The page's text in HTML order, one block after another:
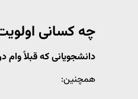
چه کسانی
دانشجویانی که قبلاً وام
همچنین: